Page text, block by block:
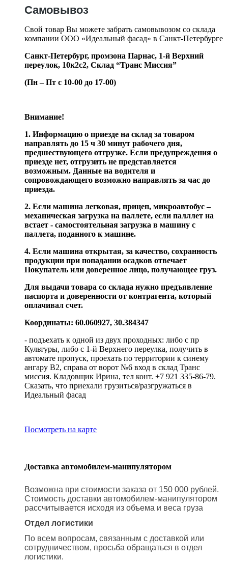
Самовывоз
Свой товар Вы можете забрать самовывозом со склада
компании ООО «Идеальный фасад» в Санкт-Петербурге
Санкт-Петербург, промзона Парнас, 1-й Верхний
переулок, 10к2с2, Склад “Транс Миссия”
(Пн – Пт с 10-00 до 17-00)
Внимание!
1. Информацию о приезде на склад за товаром
направлять до 15 ч 30 минут рабочего дня,
предшествующего отгрузке. Если предупреждения о
приезде нет, отгрузить не представляется
возможным. Данные на водителя и
сопровождающего возможно направлять за час до
приезда.
2. Если машина легковая, прицеп, микроавтобус –
механическая загрузка на паллете, если палллет на
встает - самостоятельная загрузка в машину с
паллета, поданного к машине.
4. Если машина открытая, за качество, сохранность
продукции при попадании осадков отвечает
Покупатель или доверенное лицо, получающее груз.
Для выдачи товара со склада нужно предъявление
паспорта и доверенности от контрагента, который
оплачивал счет.
Координаты: 60.060927, 30.384347
- подъехать к одной из двух проходных: либо с пр
Культуры, либо с 1-й Верхнего переулка, получить в
автомате пропуск, проехать по территории к синему
ангару В2, справа от ворот №6 вход в склад Транс
миссия. Кладовщик Ирина, тел конт. +7 921 335-86-79.
Сказать, что приехали грузиться/разгружаться в
Идеальный фасад
Посмотреть на карте
Доставка автомобилем-манипулятором
Возможна при стоимости заказа от 150 000 рублей.
Стоимость доставки автомобилем-манипулятором
рассчитывается исходя из объема и веса груза
Отдел логистики
По всем вопросам, связанным с доставкой или
сотрудничеством, просьба обращаться в отдел
логистики.